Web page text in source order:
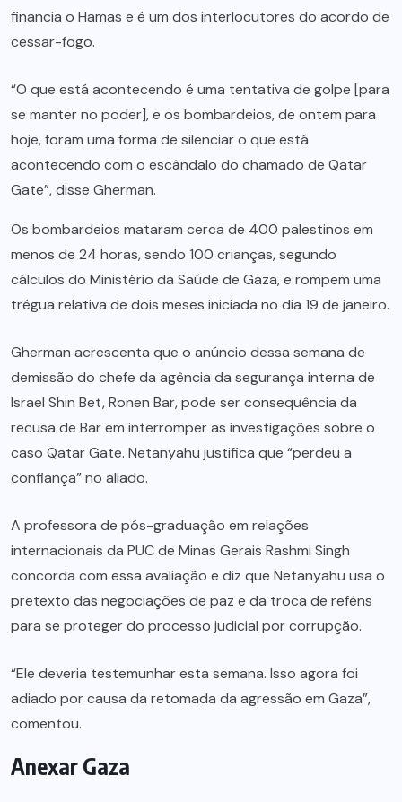
financia o Hamas e é um dos interlocutores do acordo de
cessar-fogo.
“O que está acontecendo é uma tentativa de golpe [para
se manter no poder], e os bombardeios, de ontem para
hoje, foram uma forma de silenciar o que está
acontecendo com o escândalo do chamado de Qatar
Gate”, disse Gherman.
Os bombardeios mataram cerca de 400 palestinos em
menos de 24 horas, sendo 100 crianças, segundo
cálculos do Ministério da Saúde de Gaza, e rompem uma
trégua relativa de dois meses iniciada no dia 19 de janeiro.
Gherman acrescenta que o anúncio dessa semana de
demissão do chefe da agência da segurança interna de
Israel Shin Bet, Ronen Bar, pode ser consequência da
recusa de Bar em interromper as investigações sobre o
caso Qatar Gate. Netanyahu justifica que “perdeu a
confiança” no aliado.
A professora de pós-graduação em relações
internacionais da PUC de Minas Gerais Rashmi Singh
concorda com essa avaliação e diz que Netanyahu usa o
pretexto das negociações de paz e da troca de reféns
para se proteger do processo judicial por corrupção.
“Ele deveria testemunhar esta semana. Isso agora foi
adiado por causa da retomada da agressão em Gaza”,
comentou.
Anexar Gaza